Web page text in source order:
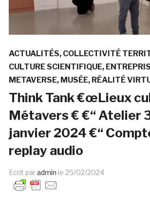
ACTUALITÉS COLLECTIVITÉ
CULTURE SCIENTIFIQUE
METAVERSE MUSÉE RÉALITÉ
Think Tank €œLieux
Métavers € €“ Atelier
janvier 2024 €“
replay audio
Ecrit paradmin le 25/02/2024